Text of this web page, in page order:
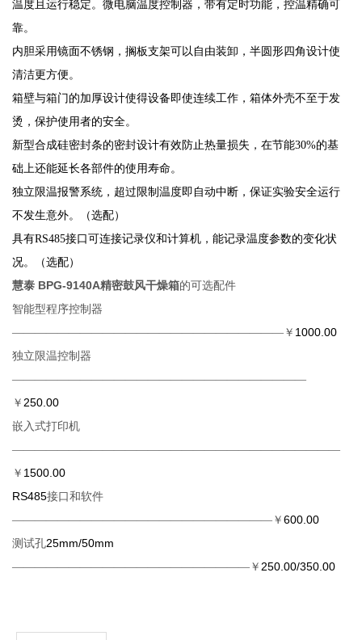
温度且运行稳定 。微电脑温度控制器，带有定时功能，控温精确可
靠。
内胆采用镜面不锈钢，搁板支架可以自由装卸，半圆形四角设计使
清洁更方便。
箱壁与箱门的加厚设计使得设备即使连续工作，箱体外壳不至于发
烫，保护使用者的安全。
新型合成硅密封条的密封设计有效防止热量损失，在节能30%的基
础上还能延长各部件的使用寿命。
独立限温报警系统，超过限制温度即自动中断，保证实验安全运行
不发生意外。（选配）
具有RS485接口可连接记录仪和计算机，能记录温度参数的变化状
况。（选配）
慧泰 BPG-9140A精密鼓风干燥箱的可选配件
智能型程序控制器
————————————————————————￥ 1000.00
独立限温控制器
——————————————————————————
￥ 250.00
嵌入式打印机
—————————————————————————————
￥ 1500.00
RS485接口和软件
———————————————————————￥600.00
测试孔25mm/50mm
—————————————————————￥ 250.00/350.00